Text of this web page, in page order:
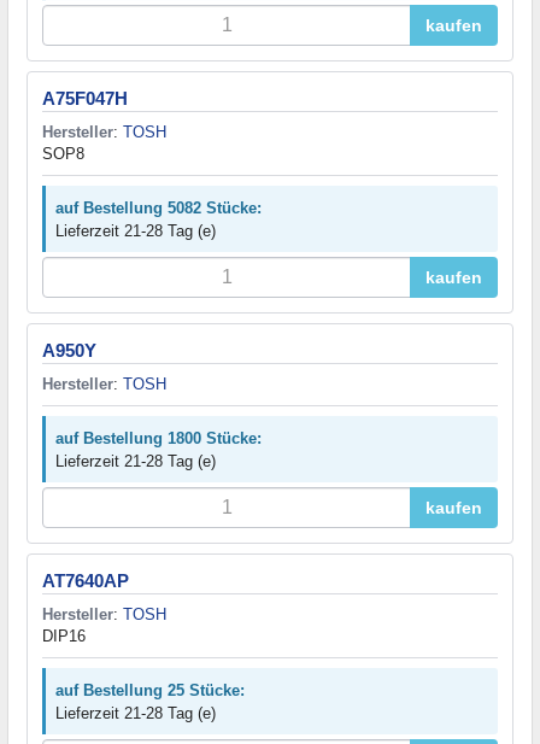
kaufen
A75F047H
Hersteller: TOSH
SOP8
auf Bestellung 5082 Stücke:
Lieferzeit 21-28 Tag (e)
kaufen
A950Y
Hersteller: TOSH
auf Bestellung 1800 Stücke:
Lieferzeit 21-28 Tag (e)
kaufen
AT7640AP
Hersteller: TOSH
DIP16
auf Bestellung 25 Stücke:
Lieferzeit 21-28 Tag (e)